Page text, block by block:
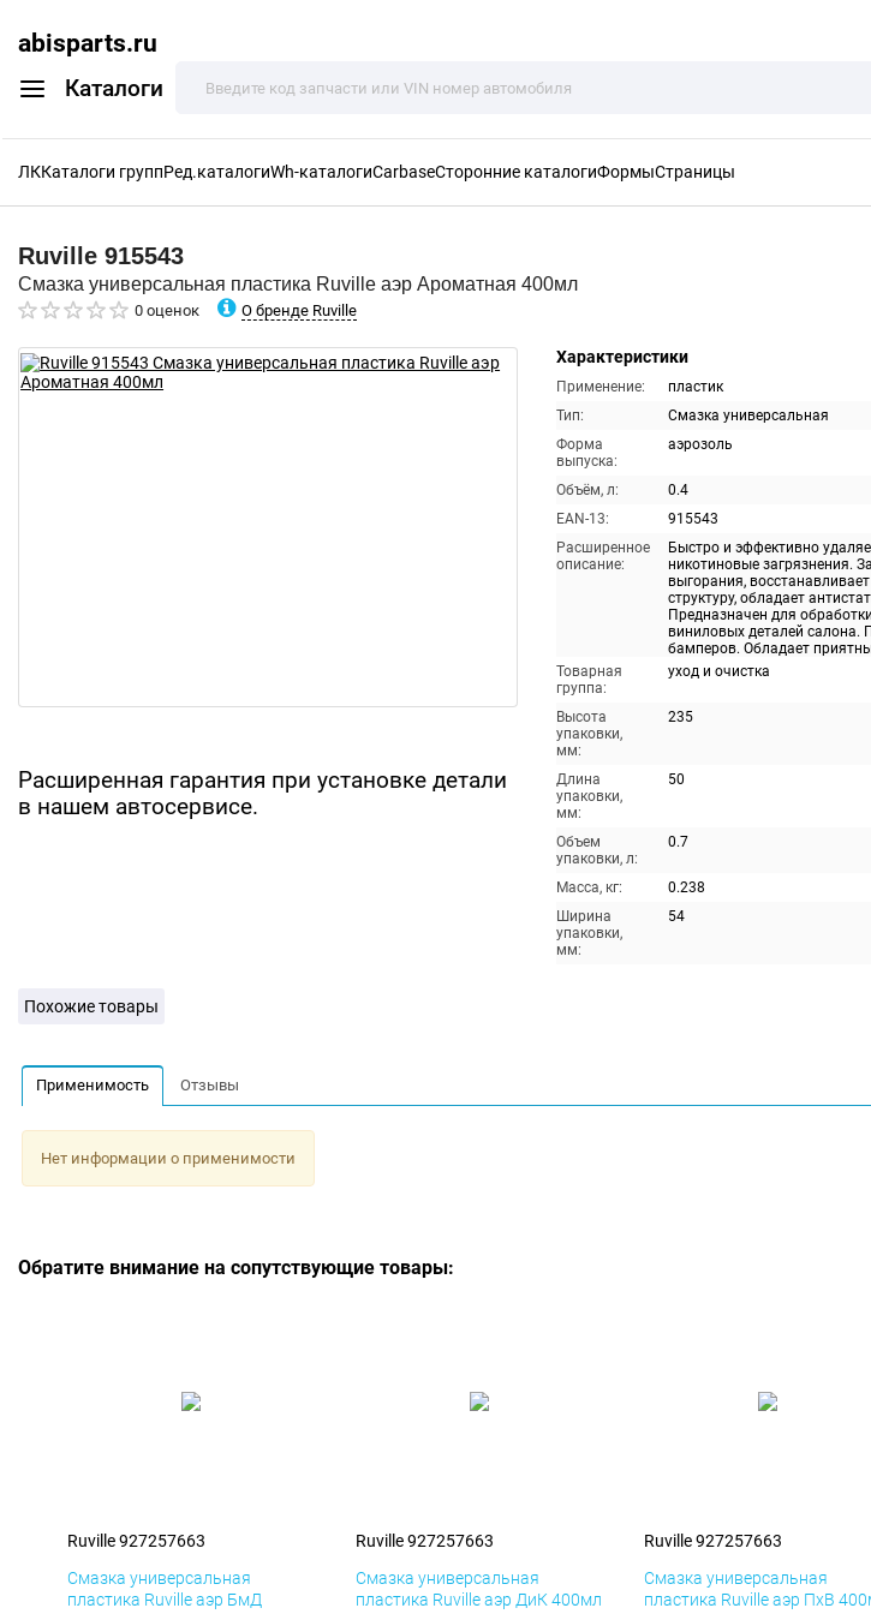
abisparts.ru
Каталоги
ЛККаталоги группРед.каталогиWh-каталогиCarbaseСторонние каталогиФормыСтраницы
Ruville 915543
Смазка универсальная пластика Ruville аэр Ароматная 400мл
0 оценок О бренде Ruville
Расширенная гарантия при установке детали
в нашем автосервисе.
Характеристики
Применение:
пластик
Тип:
Смазка универсальная
Форма
выпуска:
аэрозоль
Объём, л:
0.4
EAN-13:
915543
Расширенное
описание:
Быстро и эффективно
никотиновые загрязнения.
выгорания,
структуру, обладает
Предназначен для
виниловых деталей салона.
бамперов. Обладает
Товарная
группа:
уход и очистка
Высота
упаковки,
мм:
235
Длина
упаковки,
мм:
50
Объем
упаковки, л:
0.7
Масса, кг:
0.238
Ширина
упаковки,
мм:
54
Похожие товары
Применимость Отзывы
Нет информации о применимости
Обратите внимание на сопутствующие товары:
Ruville 927257663
Смазка универсальная
пластика Ruville аэр БмД
Ruville 927257663
Смазка универсальная
пластика Ruville аэр ДиК 400мл
Ruville 927257663
Смазка универсальная
пластика Ruville аэр ПхВ